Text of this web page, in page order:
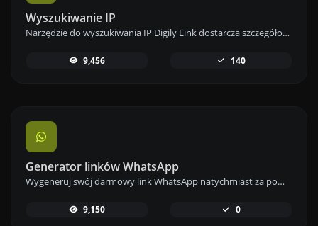
Wyszukiwanie IP
Narzędzie do wyszukiwania IP Digily Link dostarcza szczegółowych informacji o dowolnym adresie IP. Skorzystaj z tej darmowej usługi online, aby uzyskać kompleksowe dane o IP.
9,456 140
Generator linków WhatsApp
Wygeneruj swój darmowy link WhatsApp natychmiast za pomocą naszego Generatora Linków WhatsApp. Dodaj niestandardową wiadomość i rozpocznij czaty jednym kliknięciem – bez logowania i kodowania.
9,150 0